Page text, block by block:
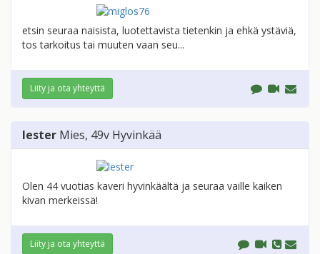
etsin seuraa naisista, luotettavista tietenkin ja ehkä ystäviä,
tos tarkoitus tai muuten vaan seu...
Liity ja ota yhteyttä
lester Mies, 49v Hyvinkää
Olen 44 vuotias kaveri hyvinkäältä ja seuraa vaille kaiken
kivan merkeissä!
Liity ja ota yhteyttä